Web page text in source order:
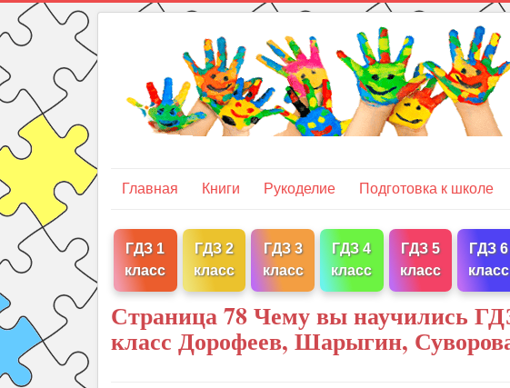
Главная Книги Рукоделие Подготовка к школе
ГДЗ 1
класс
ГДЗ 2
класс
ГДЗ 3
класс
ГДЗ 4
класс
ГДЗ 5
класс
ГДЗ 6
класс
Страница 78 Чему вы научились
класс Дорофеев, Шарыгин,